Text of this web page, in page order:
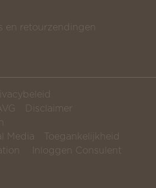
en retourzendingen
Disclaimer
Media
Toegankelijkheid
Inloggen Consulent